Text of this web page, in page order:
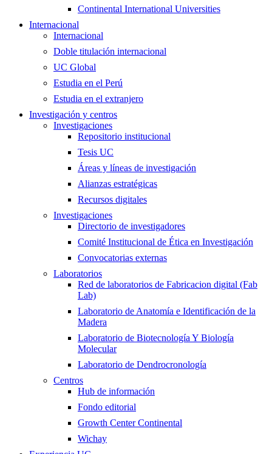
Continental International Universities
Internacional
Internacional
Doble titulación internacional
UC Global
Estudia en el Perú
Estudia en el extranjero
Investigación y centros
Investigaciones
Repositorio institucional
Tesis UC
Áreas y líneas de investigación
Alianzas estratégicas
Recursos digitales
Investigaciones
Directorio de investigadores
Comité Institucional de Ética en Investigación
Convocatorias externas
Laboratorios
Red de laboratorios de Fabricacion digital (Fab
Lab)
Laboratorio de Anatomía e Identificación de la
Madera
Laboratorio de Biotecnología Y Biología
Molecular
Laboratorio de Dendrocronología
Centros
Hub de información
Fondo editorial
Growth Center Continental
Wichay